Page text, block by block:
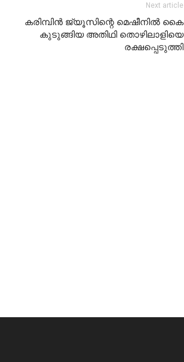
Next article
കരിമ്പിൻ ജ്യൂസിന്റെ മെഷീനിൽ കൈ
കുടുങ്ങിയ അതിഥി തൊഴിലാളിയെ
രക്ഷപ്പെടുത്തി